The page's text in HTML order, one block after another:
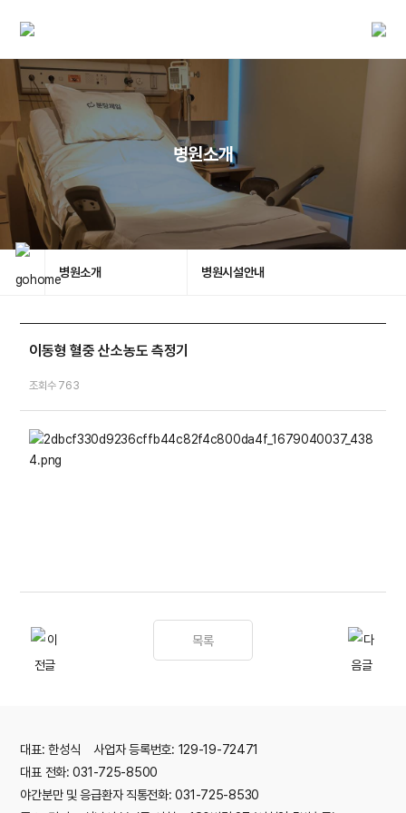
병원소개
병원소개 병원시설안내
이동형 혈중 산소농도 측정기
조회수 763
목록
대표: 한성식 사업자 등록번호: 129-19-72471
대표 전화: 031-725-8500
야간분만 및 응급환자 직통전화: 031-725-8530